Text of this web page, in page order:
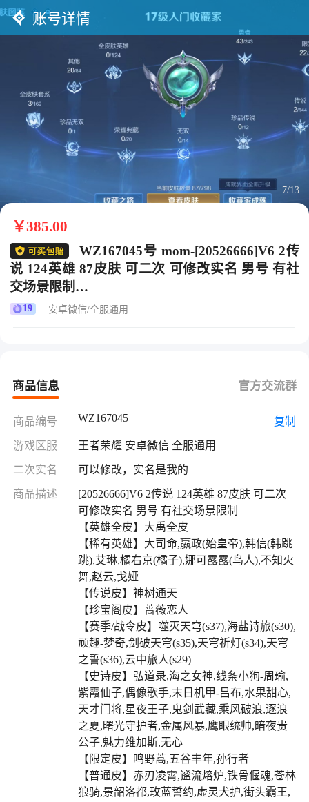
账号详情
7/13
￥385.00
WZ167045号 mom-[20526666]V6 2传
说 124英雄 87皮肤 可二次 可修改实名 男号 有社
交场景限制
【英雄全皮】大禹全皮
【传说皮】神树通天
【珍宝阁皮】蔷薇恋人
【赛季/战令皮】噬灭天穹(s37),海盐诗旅(s30),顽
趣-梦奇,剑破天穹(s35),天穹祈灯(s34),天穹之誓
19 安卓微信/全服通用
商品信息 官方交流群
商品编号 WZ167045 复制
游戏区服 王者荣耀 安卓微信 全服通用
二次实名 可以修改，实名是我的
商品描述
[20526666]V6 2传说 124英雄 87皮肤 可二次
可修改实名 男号 有社交场景限制
【英雄全皮】大禹全皮
【稀有英雄】大司命,嬴政(始皇帝),韩信(韩跳
跳),艾琳,橘右京(橘子),娜可露露(鸟人),不知火
舞,赵云,戈娅
【传说皮】神树通天
【珍宝阁皮】蔷薇恋人
【赛季/战令皮】噬灭天穹(s37),海盐诗旅(s30),
顽趣-梦奇,剑破天穹(s35),天穹祈灯(s34),天穹
之誓(s36),云中旅人(s29)
【史诗皮】弘道录,海之女神,线条小狗-周瑜,
紫霞仙子,偶像歌手,末日机甲-吕布,水果甜心,
天才门将,星夜王子,鬼剑武藏,乘风破浪,逐浪
之夏,曙光守护者,金属风暴,鹰眼统帅,暗夜贵
公子,魅力维加斯,无心
【限定皮】鸣野蒿,五谷丰年,孙行者
【普通皮】赤刃凌霄,谧流熔炉,铁骨偃魂,苍林
狼骑,景韶洛都,玫蓝誓约,虚灵犬护,街头霸王,